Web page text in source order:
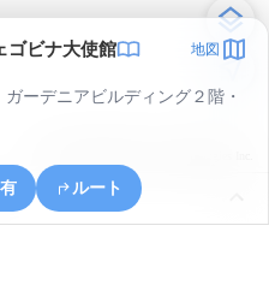
ゴビナ大使館 地図
ーデニアビルディング２階・
ルート